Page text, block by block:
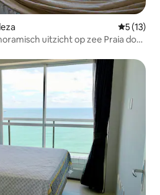
5 (13)
uitzicht op zee Praia do